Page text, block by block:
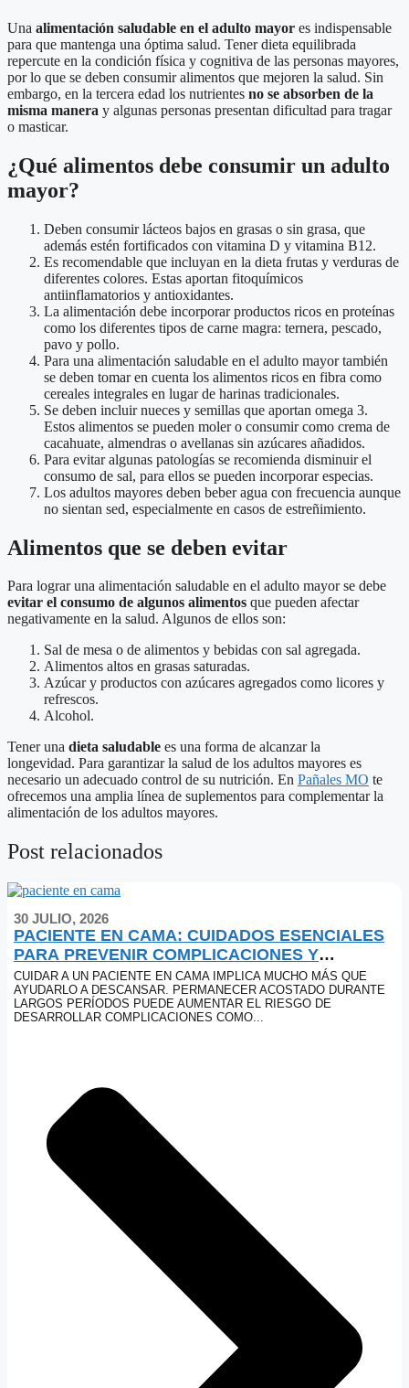
Una alimentación saludable en el adulto mayor es indispensable
para que mantenga una óptima salud. Tener dieta equilibrada
repercute en la condición física y cognitiva de las personas mayores,
por lo que se deben consumir alimentos que mejoren la salud. Sin
embargo, en la tercera edad los nutrientes no se absorben de la
misma manera y algunas personas presentan dificultad para tragar
o masticar.
¿Qué alimentos debe consumir un adulto
mayor?
Deben consumir lácteos bajos en grasas o sin grasa, que
además estén fortificados con vitamina D y vitamina B12.
Es recomendable que incluyan en la dieta frutas y verduras de
diferentes colores. Estas aportan fitoquímicos
antiinflamatorios y antioxidantes.
La alimentación debe incorporar productos ricos en proteínas
como los diferentes tipos de carne magra: ternera, pescado,
pavo y pollo.
Para una alimentación saludable en el adulto mayor también
se deben tomar en cuenta los alimentos ricos en fibra como
cereales integrales en lugar de harinas tradicionales.
Se deben incluir nueces y semillas que aportan omega 3.
Estos alimentos se pueden moler o consumir como crema de
cacahuate, almendras o avellanas sin azúcares añadidos.
Para evitar algunas patologías se recomienda disminuir el
consumo de sal, para ellos se pueden incorporar especias.
Los adultos mayores deben beber agua con frecuencia aunque
no sientan sed, especialmente en casos de estreñimiento.
Alimentos que se deben evitar
Para lograr una alimentación saludable en el adulto mayor se debe
evitar el consumo de algunos alimentos que pueden afectar
negativamente en la salud. Algunos de ellos son:
Sal de mesa o de alimentos y bebidas con sal agregada.
Alimentos altos en grasas saturadas.
Azúcar y productos con azúcares agregados como licores y
refrescos.
Alcohol.
Tener una dieta saludable es una forma de alcanzar la
longevidad. Para garantizar la salud de los adultos mayores es
necesario un adecuado control de su nutrición. En Pañales MO te
ofrecemos una amplia línea de suplementos para complementar la
alimentación de los adultos mayores.
Post relacionados
30 JULIO, 2026
PACIENTE EN CAMA: CUIDADOS ESENCIALES
PARA PREVENIR COMPLICACIONES Y
MEJORAR SU CALIDAD DE VIDA
CUIDAR A UN PACIENTE EN CAMA IMPLICA MUCHO MÁS QUE
AYUDARLO A DESCANSAR. PERMANECER ACOSTADO DURANTE
LARGOS PERÍODOS PUEDE AUMENTAR EL RIESGO DE
DESARROLLAR COMPLICACIONES COMO...